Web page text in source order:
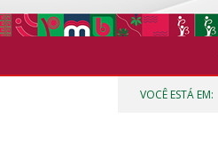
VOCÊ ESTÁ EM: